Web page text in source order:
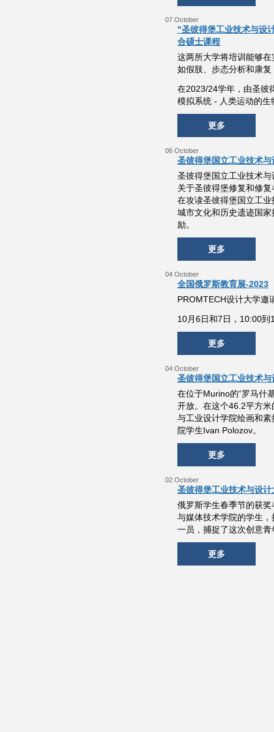
07 October
"圣彼得堡工业技术与设
合硕士课程
这两所大学将培训能够
如假肢、步态分析和康
在2023/24学年，由圣彼
模拟系统 - 人类运动的
更多
06 October
圣彼得堡国立工业技术
圣彼得堡国立工业技术
关于圣彼得堡修复和修
在攻读圣彼得堡国立工
城市文化和历史遗迹国
励。
更多
04 October
全国俄罗斯教育展-2023
PROMTECH设计大学邀
10月6日和7日，10:00到
更多
04 October
圣彼得堡国立工业技术
在位于Murino的“罗马什
开放。在这个46.2平方
与工业设计学院绘画和
院学生Ivan Polozov。
更多
02 October
圣彼得堡工业技术与设
俄罗斯学生春季节的获
与媒体技术学院的学生
一员，捕捉了这次创意
更多